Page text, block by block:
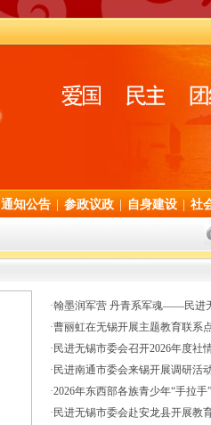
通知公告 参政议政 自身建设 社
·翰墨润军营 丹青系军魂——民进
·曹丽虹在无锡开展主题教育联系
· 民进无锡市委会召开2026年度社
· 民进南通市委会来锡开展调研活
·2026年东西部各族青少年“手拉手
· 民进无锡市委会赴安龙县开展教